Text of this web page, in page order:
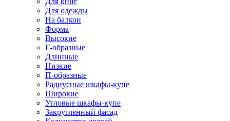
Для одежды
На балкон
Форма
Высокие
Г-образные
Длинные
Низкие
П-образные
Радиусные шкафы-купе
Широкие
Угловые шкафы-купе
Закругленный фасад